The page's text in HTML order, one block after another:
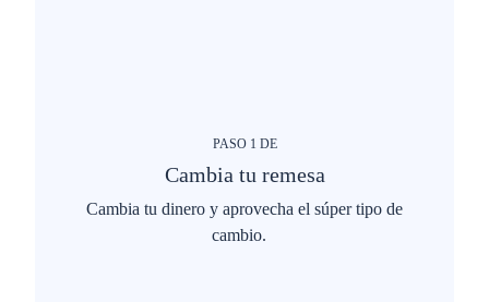
PASO 1 DE
Cambia tu remesa
Cambia tu dinero y aprovecha el súper tipo de
cambio.